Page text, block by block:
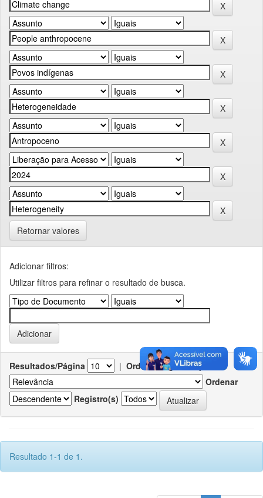
Retornar valores
Adicionar filtros:
Utilizar filtros para refinar o resultado de busca.
Resultados/Página | Ordenar registros por
Ordenar
Registro(s)
Resultado 1-1 de 1.